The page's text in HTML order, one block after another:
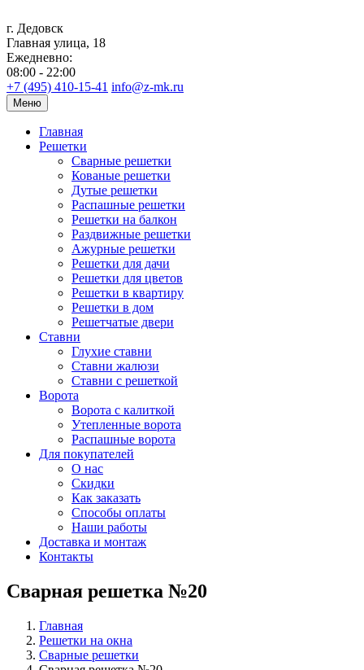
г. Дедовск
Главная улица, 18
Ежедневно:
08:00 - 22:00
+7 (495) 410-15-41 info@z-mk.ru
Меню
Главная
Решетки
Сварные решетки
Кованые решетки
Дутые решетки
Распашные решетки
Решетки на балкон
Раздвижные решетки
Ажурные решетки
Решетки для дачи
Решетки для цветов
Решетки в квартиру
Решетки в дом
Решетчатые двери
Ставни
Глухие ставни
Ставни жалюзи
Ставни с решеткой
Ворота
Ворота с калиткой
Утепленные ворота
Распашные ворота
Для покупателей
О нас
Скидки
Как заказать
Способы оплаты
Наши работы
Доставка и монтаж
Контакты
Сварная решетка №20
Главная
Решетки на окна
Сварные решетки